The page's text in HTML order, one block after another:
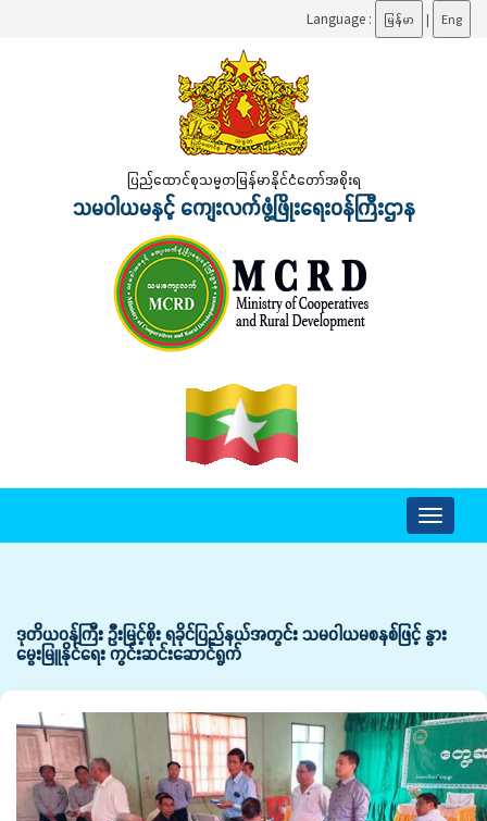
Language : မြန်မာ | Eng
ပြည်ထောင်စုသမ္မတမြန်မာနိုင်ငံတော်အစိုးရ
သမဝါယမနှင့် ကျေးလက်ဖွံ့ဖြိုးရေးဝန်ကြီးဌာန
Toggle
ဒုတိယဝန်ကြီး ဦးမြင့်စိုး ရခိုင်ပြည်နယ်အတွင်း သမဝါယမစနစ်ဖြင့် နွား
မွေးမြူနိုင်ရေး ကွင်းဆင်းဆောင်ရွက်